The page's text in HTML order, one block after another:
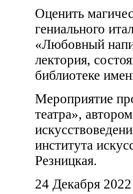
Оценить
гениального
«Любовный
лектория,
библиотеке
Мероприятие
театра»,
института
Резницкая.
24 Декабря 2022